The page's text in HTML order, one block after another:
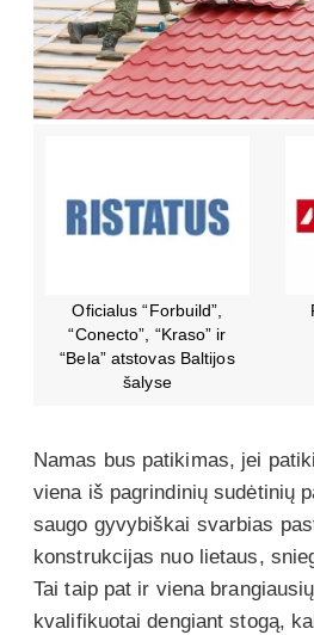
Oficialus “Forbuild”,
“Conecto”, “Kraso” ir
“Bela” atstovas Baltijos
šalyse
Namas bus patikimas, jei
viena iš pagrindinių sudėtinių
saugo gyvybiškai svarbias
konstrukcijas nuo lietaus,
Tai taip pat ir viena
kvalifikuotai dengiant stogą,